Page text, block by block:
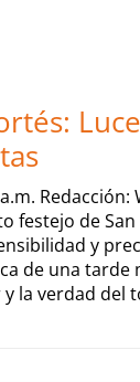
Redacción:
festejo de
y
de una tarde
y la verdad del